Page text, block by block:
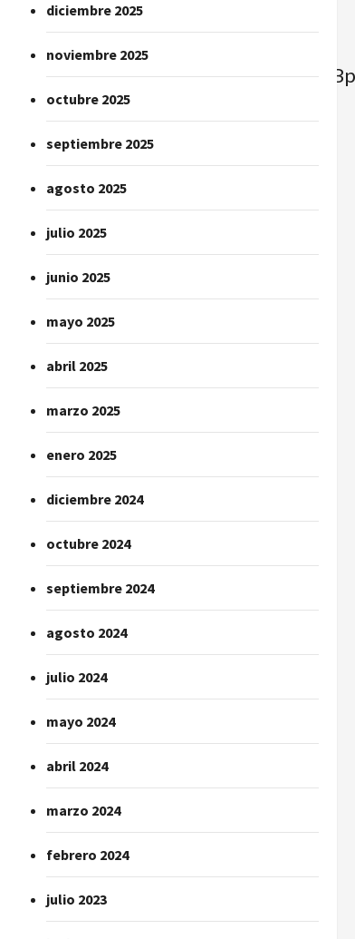
diciembre 2025
noviembre 2025
octubre 2025
septiembre 2025
agosto 2025
julio 2025
junio 2025
mayo 2025
abril 2025
marzo 2025
enero 2025
diciembre 2024
octubre 2024
septiembre 2024
agosto 2024
julio 2024
mayo 2024
abril 2024
marzo 2024
febrero 2024
julio 2023